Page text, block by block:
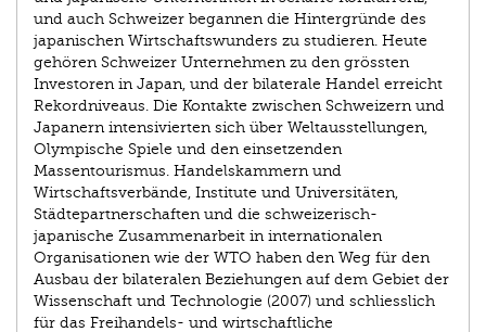
und auch Schweizer begannen die Hintergründe des
japanischen Wirtschaftswunders zu studieren. Heute
gehören Schweizer Unternehmen zu den grössten
Investoren in Japan, und der bilaterale Handel erreicht
Rekordniveaus. Die Kontakte zwischen Schweizern und
Japanern intensivierten sich über Weltausstellungen,
Olympische Spiele und den einsetzenden
Massentourismus. Handelskammern und
Wirtschaftsverbände, Institute und Universitäten,
Städtepartnerschaften und die schweizerisch-
japanische Zusammenarbeit in internationalen
Organisationen wie der WTO haben den Weg für den
Ausbau der bilateralen Beziehungen auf dem Gebiet der
Wissenschaft und Technologie (2007) und schliesslich
für das Freihandels- und wirtschaftliche